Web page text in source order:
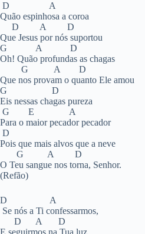
D A
Quão espinhosa a coroa
D A D
Que Jesus por nós suportou
G A D
Oh! Quão profundas as chagas
G A D
Que nos provam o quanto Ele amou
G D
Eis nessas chagas pureza
G E A
Para o maior pecador pecador
D
Pois que mais alvos que a neve
G A D
O Teu sangue nos torna, Senhor.
(Refão)
D A
Se nós a Ti confessarmos,
D A D